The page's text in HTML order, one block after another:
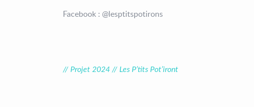
Facebook : @lesptitspotirons
// Projet 2024 // Les P’tits Pot’iront